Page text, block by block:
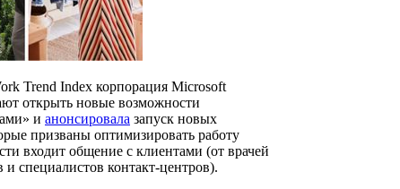
Trend Index корпорация Microsoft
открыть новые возможности
и анонсировала запуск новых
призваны оптимизировать работу
входит общение с клиентами (от врачей
и специалистов контакт-центров).